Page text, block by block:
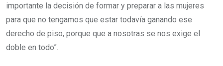
importante la decisión de formar y preparar a las mujeres
para que no tengamos que estar todavía ganando ese
derecho de piso, porque que a nosotras se nos exige el
doble en todo”.